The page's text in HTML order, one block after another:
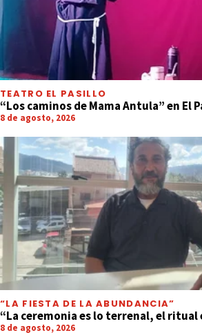
TEATRO EL PASILLO
“Los caminos de Mama Antula” en El
8 de agosto, 2026
“LA FIESTA DE LA ABUNDANCIA”
“La ceremonia es lo terrenal, el ritual
8 de agosto, 2026